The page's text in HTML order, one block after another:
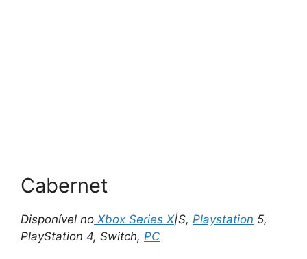
Cabernet
Disponível no Xbox Series X|S, Playstation 5,
PlayStation 4, Switch, PC